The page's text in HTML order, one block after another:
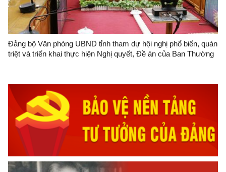
Đảng bộ Văn phòng UBND tỉnh tham dự hội nghị phổ biến, quán
triệt và triển khai thực hiện Nghị quyết, Đề án của Ban Thường